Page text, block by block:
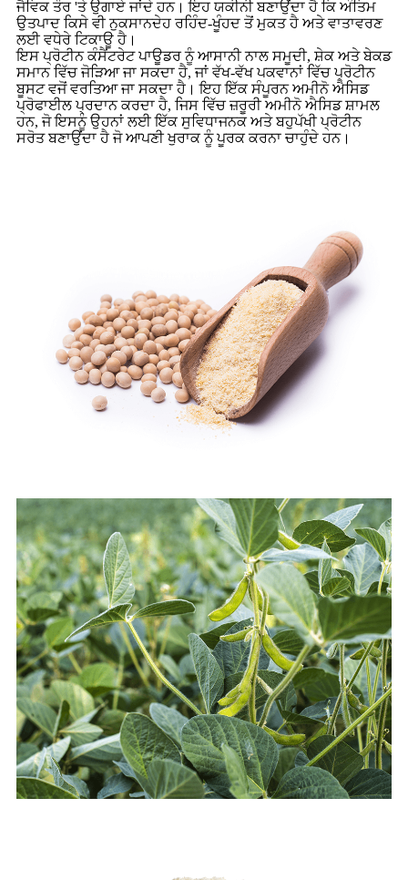
ਜੈਵਿਕ ਤੌਰ 'ਤੇ ਉਗਾਏ ਜਾਂਦੇ ਹਨ। ਇਹ ਯਕੀਨੀ ਬਣਾਉਂਦਾ ਹੈ ਕਿ ਅੰਤਿਮ
ਉਤਪਾਦ ਕਿਸੇ ਵੀ ਨੁਕਸਾਨਦੇਹ ਰਹਿੰਦ-ਖੂੰਹਦ ਤੋਂ ਮੁਕਤ ਹੈ ਅਤੇ ਵਾਤਾਵਰਣ
ਲਈ ਵਧੇਰੇ ਟਿਕਾਊ ਹੈ।
ਇਸ ਪ੍ਰੋਟੀਨ ਕੰਸੈਂਟਰੇਟ ਪਾਊਡਰ ਨੂੰ ਆਸਾਨੀ ਨਾਲ ਸਮੂਦੀ, ਸ਼ੇਕ ਅਤੇ ਬੇਕਡ
ਸਮਾਨ ਵਿੱਚ ਜੋੜਿਆ ਜਾ ਸਕਦਾ ਹੈ, ਜਾਂ ਵੱਖ-ਵੱਖ ਪਕਵਾਨਾਂ ਵਿੱਚ ਪ੍ਰੋਟੀਨ
ਬੂਸਟ ਵਜੋਂ ਵਰਤਿਆ ਜਾ ਸਕਦਾ ਹੈ। ਇਹ ਇੱਕ ਸੰਪੂਰਨ ਅਮੀਨੋ ਐਸਿਡ
ਪ੍ਰੋਫਾਈਲ ਪ੍ਰਦਾਨ ਕਰਦਾ ਹੈ, ਜਿਸ ਵਿੱਚ ਜ਼ਰੂਰੀ ਅਮੀਨੋ ਐਸਿਡ ਸ਼ਾਮਲ
ਹਨ, ਜੋ ਇਸਨੂੰ ਉਹਨਾਂ ਲਈ ਇੱਕ ਸੁਵਿਧਾਜਨਕ ਅਤੇ ਬਹੁਪੱਖੀ ਪ੍ਰੋਟੀਨ
ਸਰੋਤ ਬਣਾਉਂਦਾ ਹੈ ਜੋ ਆਪਣੀ ਖੁਰਾਕ ਨੂੰ ਪੂਰਕ ਕਰਨਾ ਚਾਹੁੰਦੇ ਹਨ।